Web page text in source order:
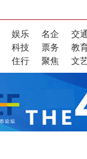
娱乐 名企
交
科技 票务
教
住行 聚焦 文